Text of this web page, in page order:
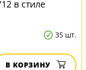
в стиле
35 шт.
В КОРЗИНУ